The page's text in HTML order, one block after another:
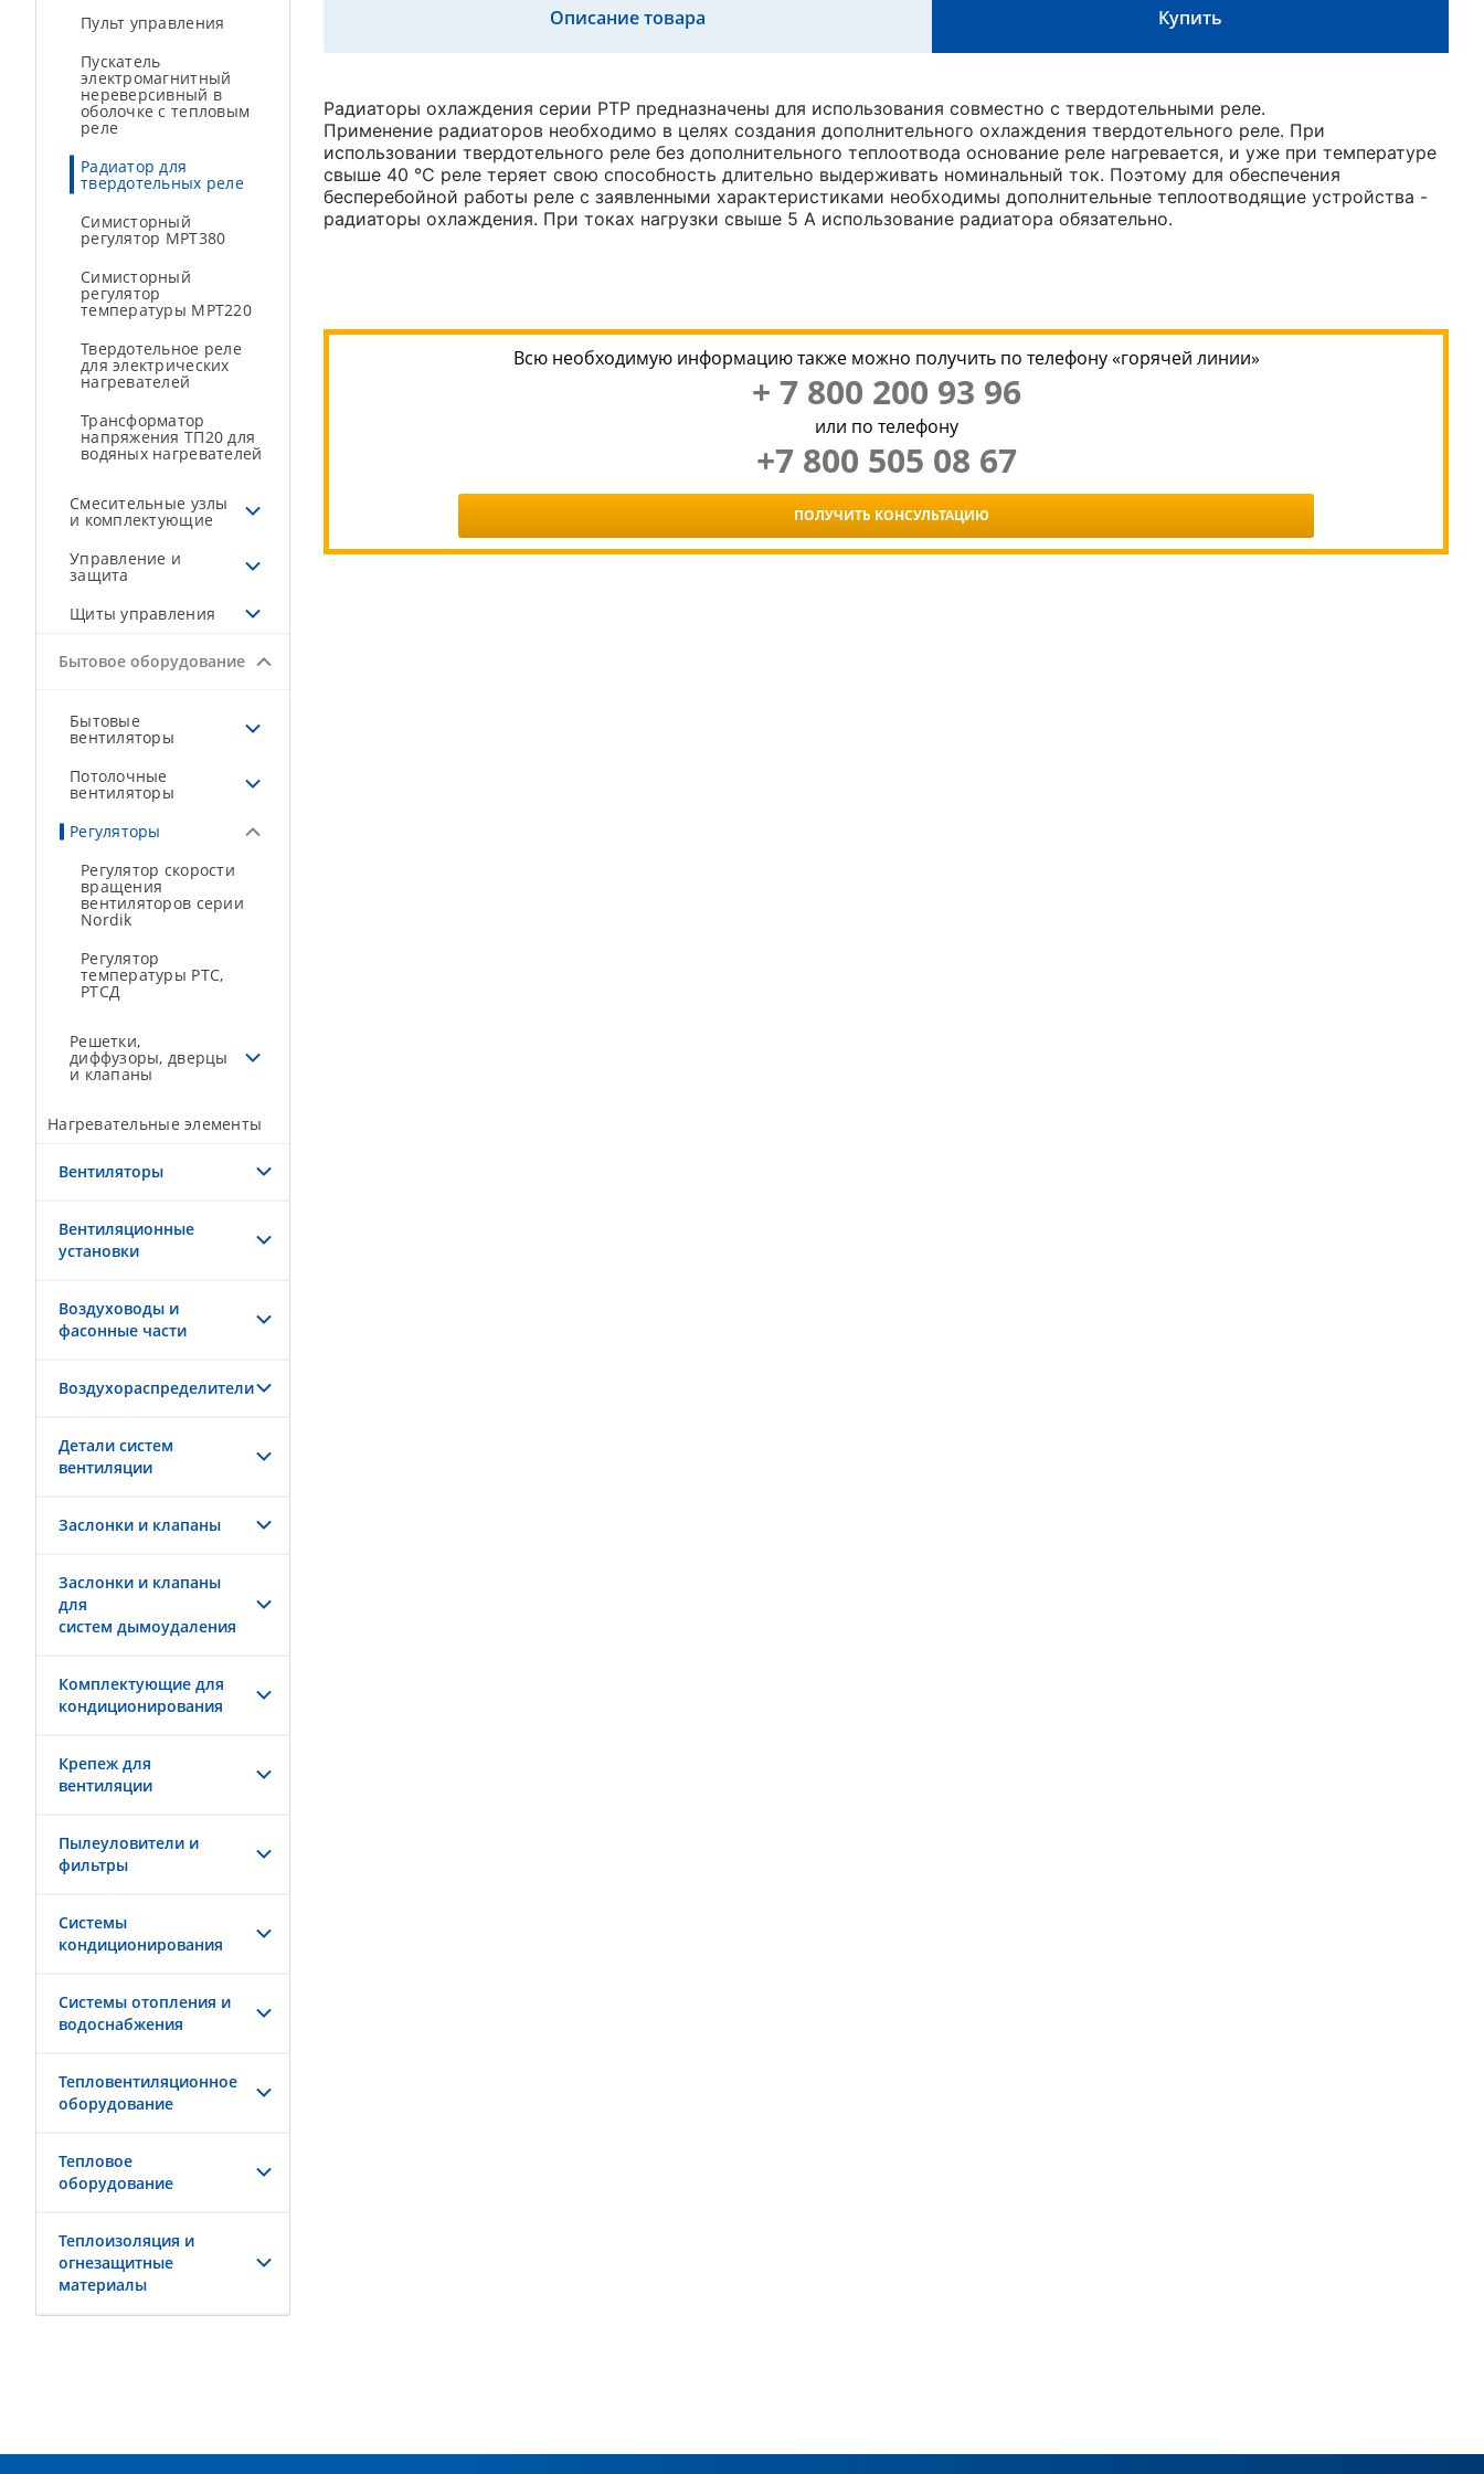
Пульт управления
Пускатель
электромагнитный
нереверсивный в
оболочке с тепловым
реле
Радиатор для
твердотельных реле
Симисторный
регулятор МРТ380
Симисторный
регулятор
температуры МРТ220
Твердотельное реле
для электрических
нагревателей
Трансформатор
напряжения ТП20 для
водяных нагревателей
Смесительные узлы
и комплектующие
Управление и
защита
Щиты управления
Бытовое оборудование
Бытовые
вентиляторы
Потолочные
вентиляторы
Регуляторы
Регулятор скорости
вращения
вентиляторов серии
Nordik
Регулятор
температуры РТС,
РТСД
Решетки,
диффузоры, дверцы
и клапаны
Нагревательные элементы
Вентиляторы
Вентиляционные
установки
Воздуховоды и
фасонные части
Воздухораспределители
Детали систем
вентиляции
Заслонки и клапаны
Заслонки и клапаны
для
систем дымоудаления
Комплектующие для
кондиционирования
Крепеж для
вентиляции
Пылеуловители и
фильтры
Системы
кондиционирования
Системы отопления и
водоснабжения
Тепловентиляционное
оборудование
Тепловое
оборудование
Теплоизоляция и
огнезащитные
материалы
Описание товара Купить
Радиаторы охлаждения серии РТР предназначены для использования совместно с твердотельными реле.
Применение радиаторов необходимо в целях создания дополнительного охлаждения твердотельного реле. При
использовании твердотельного реле без дополнительного теплоотвода основание реле нагревается, и уже при температуре
свыше 40 °C реле теряет свою способность длительно выдерживать номинальный ток. Поэтому для обеспечения
бесперебойной работы реле с заявленными характеристиками необходимы дополнительные теплоотводящие устройства -
радиаторы охлаждения. При токах нагрузки свыше 5 А использование радиатора обязательно.
Всю необходимую информацию также можно получить по телефону «горячей линии»
+ 7 800 200 93 96
или по телефону
+7 800 505 08 67
ПОЛУЧИТЬ КОНСУЛЬТАЦИЮ